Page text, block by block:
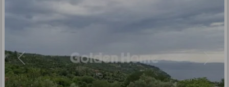
Previous Next